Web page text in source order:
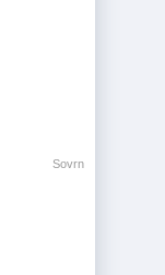
Sovrn